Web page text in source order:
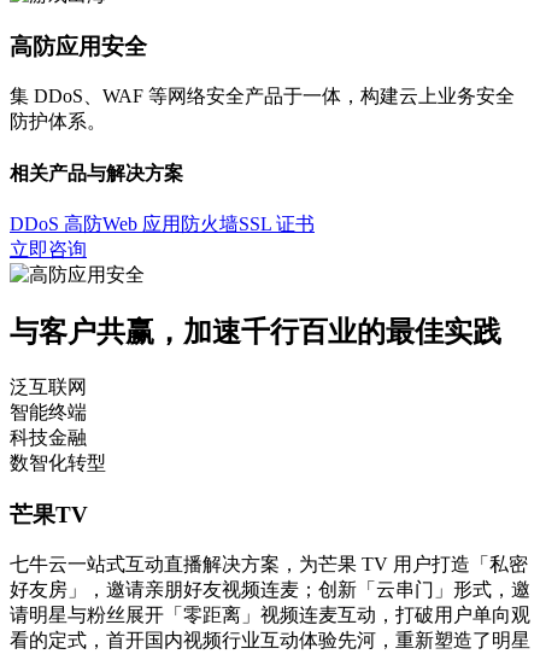
高防应用安全
集 DDoS、WAF 等网络安全产品于一体，构建云上业务安全
防护体系。
相关产品与解决方案
DDoS 高防Web 应用防火墙SSL 证书
立即咨询
与客户共赢，加速千行百业的最佳实践
泛互联网
智能终端
科技金融
数智化转型
芒果TV
七牛云一站式互动直播解决方案，为芒果 TV 用户打造「私密
好友房」，邀请亲朋好友视频连麦；创新「云串门」形式，邀
请明星与粉丝展开「零距离」视频连麦互动，打破用户单向观
看的定式，首开国内视频行业互动体验先河，重新塑造了明星